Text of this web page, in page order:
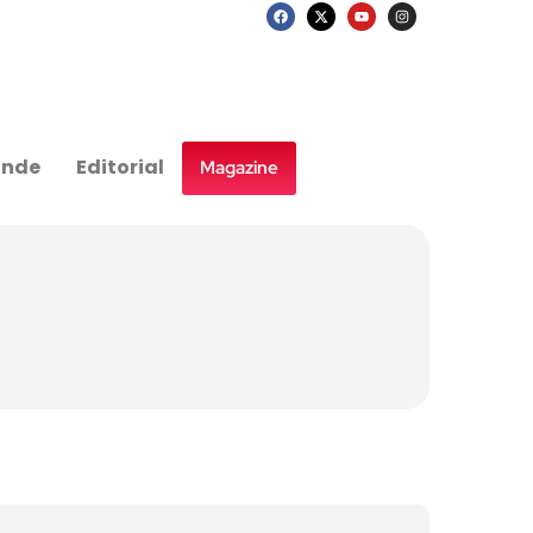
Editorial Magazine